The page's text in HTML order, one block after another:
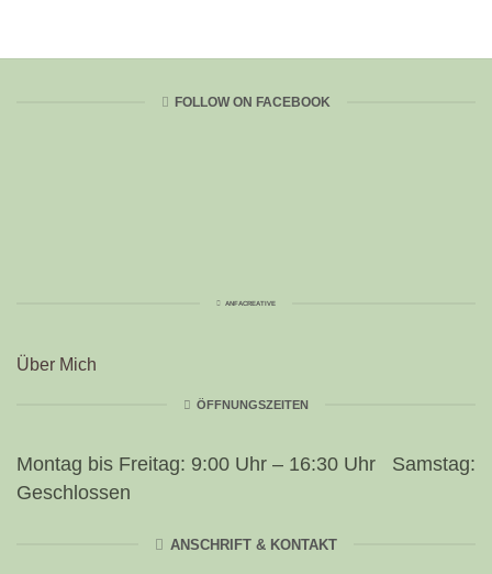
FOLLOW ON FACEBOOK
ANFACREATIVE
Über Mich
ÖFFNUNGSZEITEN
Montag bis Freitag: 9:00 Uhr – 16:30 Uhr Samstag:
Geschlossen
ANSCHRIFT & KONTAKT